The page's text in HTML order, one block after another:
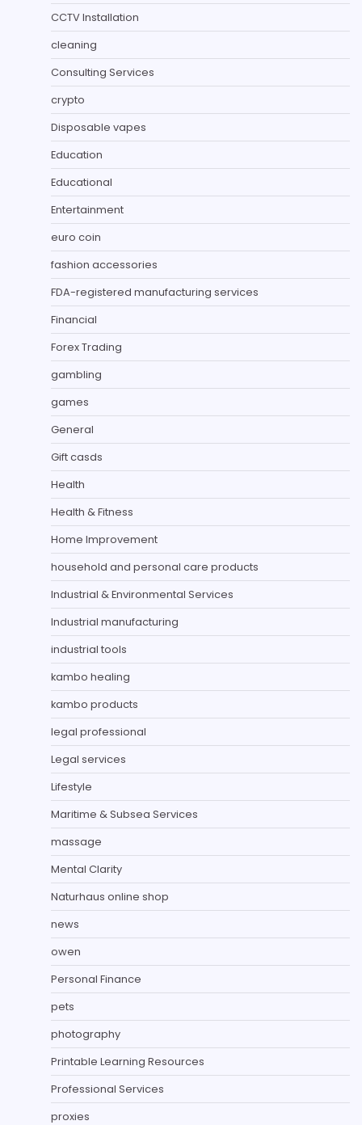
CCTV Installation
cleaning
Consulting Services
crypto
Disposable vapes
Education
Educational
Entertainment
euro coin
fashion accessories
FDA-registered manufacturing services
Financial
Forex Trading
gambling
games
General
Gift casds
Health
Health & Fitness
Home Improvement
household and personal care products
Industrial & Environmental Services
Industrial manufacturing
industrial tools
kambo healing
kambo products
legal professional
Legal services
Lifestyle
Maritime & Subsea Services
massage
Mental Clarity
Naturhaus online shop
news
owen
Personal Finance
pets
photography
Printable Learning Resources
Professional Services
proxies